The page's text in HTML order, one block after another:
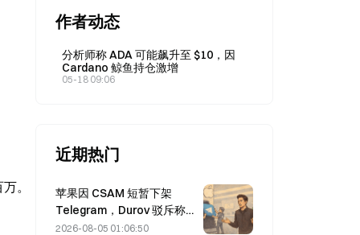
。
作者动态
分析师称 ADA 可能飙升至 $10，因
Cardano 鲸鱼持仓激增
05-18 09:06
近期热门
苹果因 CSAM 短暂下架
Telegram，Durov 驳斥称遭
“安全攻击”
2026-08-05 01:06:50